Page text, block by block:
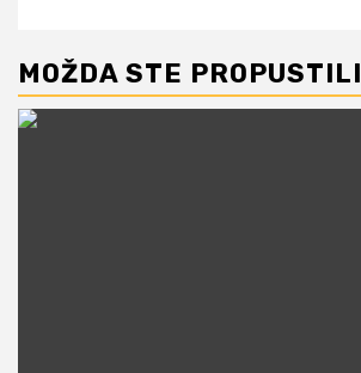
MOŽDA STE PROPUSTILI